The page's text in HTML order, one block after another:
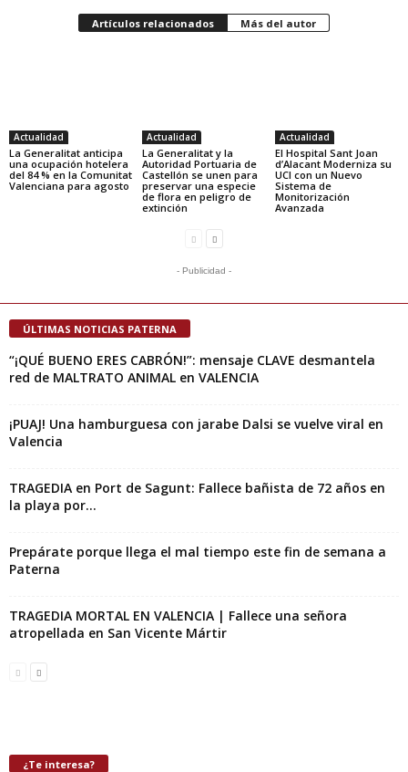
Artículos relacionados Más del autor
Actualidad
La Generalitat anticipa
una ocupación hotelera
del 84 % en la Comunitat
Valenciana para agosto
Actualidad
La Generalitat y la
Autoridad Portuaria de
Castellón se unen para
preservar una especie
de flora en peligro de
extinción
Actualidad
El Hospital Sant Joan
d’Alacant Moderniza su
UCI con un Nuevo
Sistema de
Monitorización
Avanzada
- Publicidad -
ÚLTIMAS NOTICIAS PATERNA
“¡QUÉ BUENO ERES CABRÓN!”: mensaje CLAVE desmantela
red de MALTRATO ANIMAL en VALENCIA
¡PUAJ! Una hamburguesa con jarabe Dalsi se vuelve viral en
Valencia
TRAGEDIA en Port de Sagunt: Fallece bañista de 72 años en
la playa por...
Prepárate porque llega el mal tiempo este fin de semana a
Paterna
TRAGEDIA MORTAL EN VALENCIA | Fallece una señora
atropellada en San Vicente Mártir
¿Te interesa?